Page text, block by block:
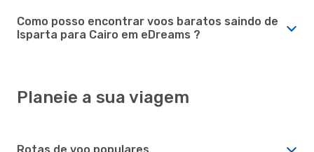
Como posso encontrar voos baratos saindo de
Isparta para Cairo em eDreams ?
Planeie a sua viagem